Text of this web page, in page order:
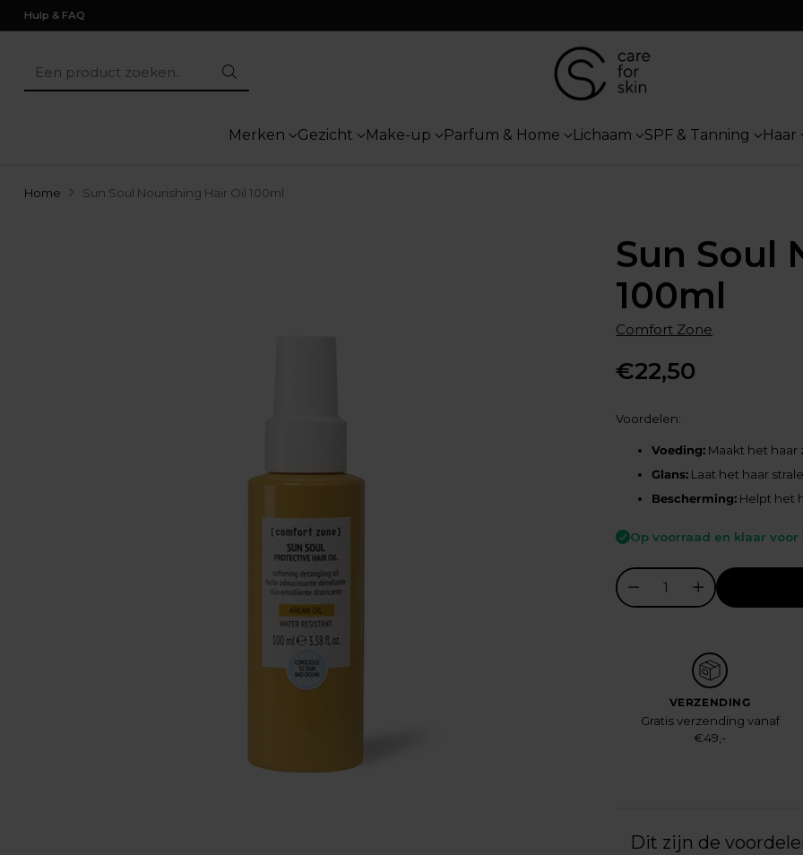
Hulp & FAQ
Een product zoeken..
Merken Gezicht Make-up Parfum & Home Lichaam SPF & Tanning Haar
Home Sun Soul Nourishing Hair Oil 100ml
Sun Soul
100ml
Comfort Zone
Normale
prijs
€22,50
Voordelen:
Voeding: Maakt het
Glans: Laat het haar
Bescherming: Helpt het
Op voorraad en klaar
VERZENDING
Gratis verzending vanaf
€49,-
Dit zijn de